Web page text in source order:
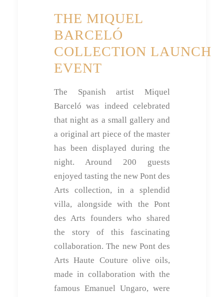
THE MIQUEL
BARCELÓ
COLLECTION LAUNCH
EVENT
The Spanish artist Miquel
Barceló was indeed celebrated
that night as a small gallery and
a original art piece of the master
has been displayed during the
night. Around 200 guests
enjoyed tasting the new Pont des
Arts collection, in a splendid
villa, alongside with the Pont
des Arts founders who shared
the story of this fascinating
collaboration. The new Pont des
Arts Haute Couture olive oils,
made in collaboration with the
famous Emanuel Ungaro, were